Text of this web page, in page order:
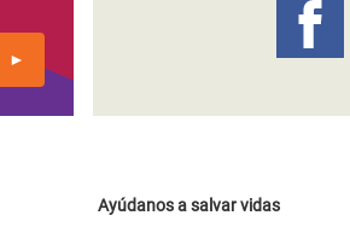
Ayúdanos a salvar vidas